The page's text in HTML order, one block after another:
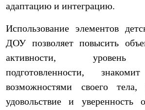
адаптацию и интеграцию.
Использование элементов
ДОУ позволяет повысить
активности, уровень
подготовленности,
возможностями своего тела,
удовольствие и